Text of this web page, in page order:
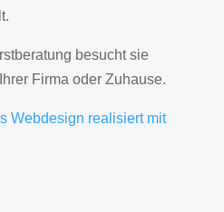
besucht sie
Firma oder Zuhause.
Webdesign realisiert mit